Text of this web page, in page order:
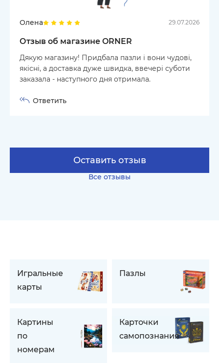
Олена 29.07.2026
Отзыв об магазине ORNER
Дякую магазину! Придбала пазли і вони чудові,
якісні, а доставка дуже швидка, ввечері суботи
заказала - наступного дня отримала.
Ответить
Все отзывы
Оставить отзыв
Игральные
карты
Пазлы
Картины
по
номерам
Карточки
самопознания